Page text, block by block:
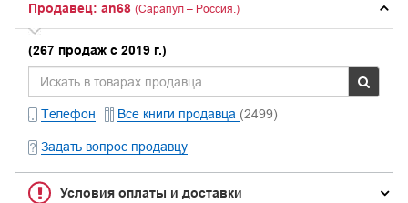
Продавец: an68 (Сарапул – Россия.)
(267 продаж с 2019 г.)
Телефон Все книги продавца (2499)
Задать вопрос продавцу
Условия оплаты и доставки